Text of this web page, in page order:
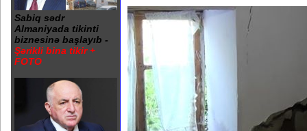
Sabiq sədr
Almaniyada tikinti
biznesinə başlayıb -
Şərikli bina tikir +
FOTO